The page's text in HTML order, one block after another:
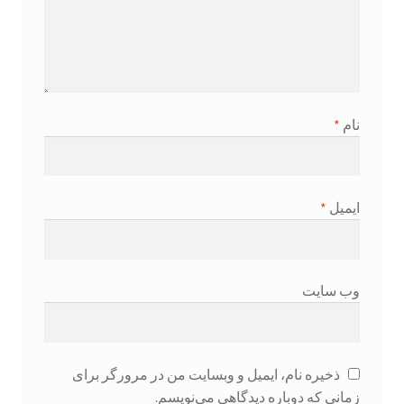
نام *
ایمیل *
وب‌ سایت
ذخیره نام، ایمیل و وبسایت من در مرورگر برای
زمانی که دوباره دیدگاهی می‌نویسم.